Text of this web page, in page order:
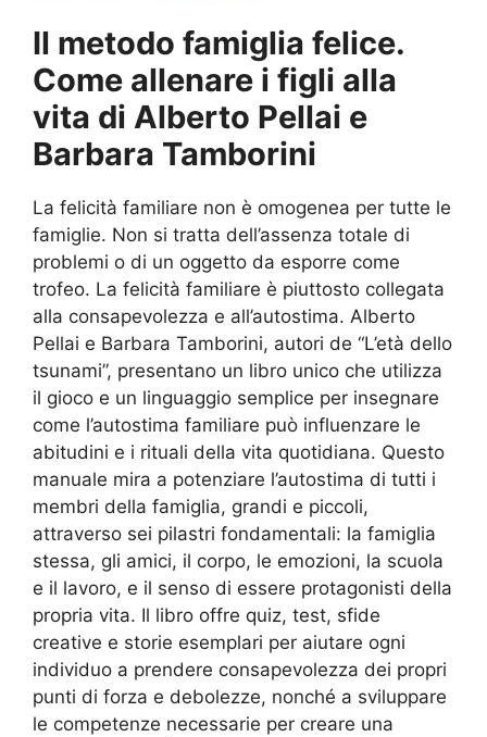
Il metodo famiglia felice.
Come allenare i figli alla
vita di Alberto Pellai e
Barbara Tamborini
La felicità familiare non è omogenea per tutte le
famiglie. Non si tratta dell’assenza totale di
problemi o di un oggetto da esporre come
trofeo. La felicità familiare è piuttosto collegata
alla consapevolezza e all’autostima. Alberto
Pellai e Barbara Tamborini, autori de “L’età dello
tsunami”, presentano un libro unico che utilizza
il gioco e un linguaggio semplice per insegnare
come l’autostima familiare può influenzare le
abitudini e i rituali della vita quotidiana. Questo
manuale mira a potenziare l’autostima di tutti i
membri della famiglia, grandi e piccoli,
attraverso sei pilastri fondamentali: la famiglia
stessa, gli amici, il corpo, le emozioni, la scuola
e il lavoro, e il senso di essere protagonisti della
propria vita. Il libro offre quiz, test, sfide
creative e storie esemplari per aiutare ogni
individuo a prendere consapevolezza dei propri
punti di forza e debolezze, nonché a sviluppare
le competenze necessarie per creare una